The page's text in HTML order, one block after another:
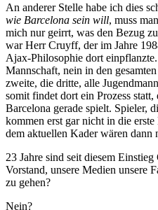
An anderer Stelle habe ich dies
wie Barcelona sein will, muss man
mich nur geirrt, was den Bezug
war Herr Cruyff, der im Jahre
Ajax-Philosophie dort
Mannschaft, nein in den
zweite, die dritte, alle
somit findet dort ein Prozess
Barcelona gerade spielt. Spieler,
kommen erst gar nicht in die
dem aktuellen Kader wären dann
23 Jahre sind seit diesem
Vorstand, unsere Medien unsere
zu gehen?
Nein?